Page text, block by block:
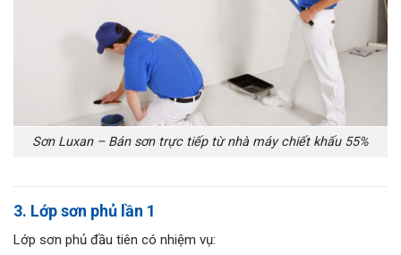
Sơn Luxan – Bán sơn trực tiếp từ nhà máy chiết khấu 55%
3. Lớp sơn phủ lần 1
Lớp sơn phủ đầu tiên có nhiệm vụ: